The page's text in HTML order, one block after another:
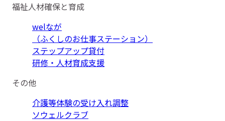
福祉人材確保と育成
welなが
（ふくしのお仕事ステーション）
ステップアップ貸付
研修・人材育成支援
その他
介護等体験の受け入れ調整
ソウェルクラブ